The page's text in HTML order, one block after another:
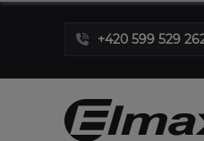
+420 599 529